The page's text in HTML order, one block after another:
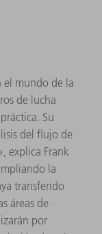
el mundo de la
de lucha
Su
del flujo de
explica Frank
la
transferido
áreas de
por